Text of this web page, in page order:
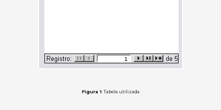
Figura 1: Tabela utilizada